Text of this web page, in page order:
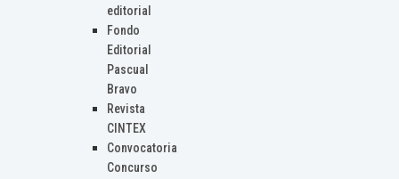
editorial
Fondo
Editorial
Pascual
Bravo
Revista
CINTEX
Convocatoria
Concurso